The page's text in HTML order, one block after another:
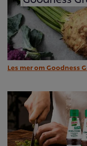
Les mer om Goodness